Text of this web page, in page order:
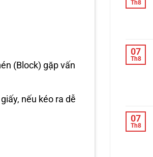
(Block) gặp vấn
nếu kéo ra dễ
Th8
07
Th8
07
Th8